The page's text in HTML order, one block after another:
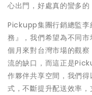
心出門，好處真的蠻多的
Pickupp集團行銷總監李
務』，我們希望為不同
個月來對台灣市場的觀
流的缺口，而這正是
作夥伴共享空間，我們
式，不斷提升配送效率